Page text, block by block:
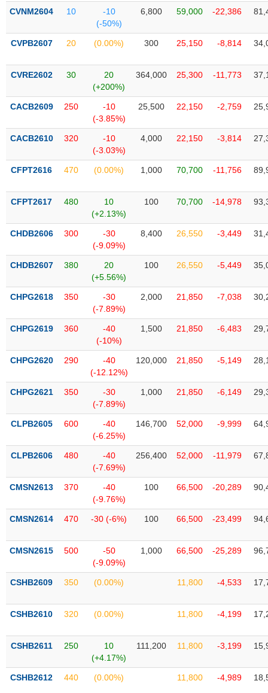
liệu
Tâm
lý
trường
CVNM2604 10
-10
(-50%)
6,800 59,000 -22,386
CVPB2607 20 (0.00%) 300 25,150 -8,814
CVRE2602 30
20
(+200%)
364,000 25,300 -11,773
CACB2609 250
-10
(-3.85%)
25,500 22,150 -2,759
CACB2610 320
-10
(-3.03%)
4,000 22,150 -3,814
CFPT2616 470 (0.00%) 1,000 70,700 -11,756
CFPT2617 480
10
(+2.13%)
100 70,700 -14,978
CHDB2606 300
-30
(-9.09%)
8,400 26,550 -3,449
CHDB2607 380
20
(+5.56%)
100 26,550 -5,449
CHPG2618 350
-30
(-7.89%)
2,000 21,850 -7,038
CHPG2619 360
-40
(-10%)
1,500 21,850 -6,483
CHPG2620 290
-40
(-12.12%)
120,000 21,850 -5,149
CHPG2621 350
-30
(-7.89%)
1,000 21,850 -6,149
CLPB2605 600
-40
(-6.25%)
146,700 52,000 -9,999
CLPB2606 480
-40
(-7.69%)
256,400 52,000 -11,979
CMSN2613 370
-40
(-9.76%)
100 66,500 -20,289
CMSN2614 470 -30 (-6%) 100 66,500 -23,499
CMSN2615 500
-50
(-9.09%)
1,000 66,500 -25,289
CSHB2609 350 (0.00%) 11,800 -4,533
CSHB2610 320 (0.00%) 11,800 -4,199
CSHB2611 250
10
(+4.17%)
111,200 11,800 -3,199
CSHB2612 440 (0.00%) 11,800 -4,989
TIÊU
KHÔNG
YẾU
TIÊU
DÙNG
YẾU
CHĂM
SÓC
KHỎE
TÀI
CÔNG
THÔNG
VỤ
TRUYỀN
ÍCH